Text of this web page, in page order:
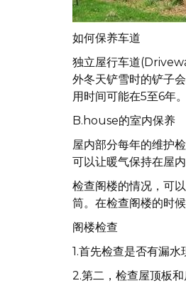
如何保养车道
独立屋行车道
外冬天铲雪时的铲子
用时间可能在5至6年
B.house的室内保养
屋内部分每年的维护
可以让暖气保持在屋
检查阁楼的情况，可
筒。在检查阁楼的时
阁楼检查
1.首先检查是否有漏
2.第二，检查屋顶板